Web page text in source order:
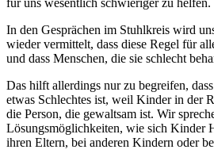
In den Gesprächen im Stuhlkreis wird
wieder vermittelt, dass diese Regel für
und dass Menschen, die sie schlecht
Das hilft allerdings nur zu begreifen,
etwas Schlechtes ist, weil Kinder in der
die Person, die gewaltsam ist. Wir
Lösungsmöglichkeiten, wie sich Kinder
ihren Eltern, bei anderen Kindern oder